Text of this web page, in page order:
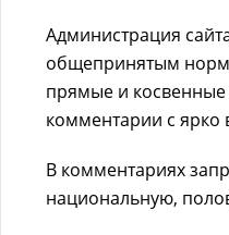
Администрация
общепринятым
прямые и косвенные
комментарии с
В комментариях
национальную,